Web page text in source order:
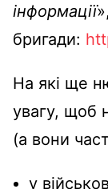
інформації
бригади:
На які ще
увагу, щоб
(а вони
у